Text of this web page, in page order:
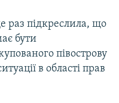
раз підкреслила, що
бути
півострову
в області прав